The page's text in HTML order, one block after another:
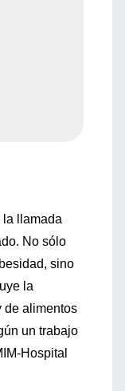
la llamada
No sólo
sino
la
de alimentos
un trabajo
Hospital